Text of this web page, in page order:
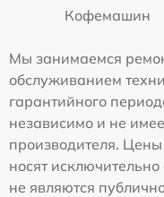
Кофемашин
Мы занимаемся
обслуживанием
гарантийного
независимо и не
производителя.
носят
не являются